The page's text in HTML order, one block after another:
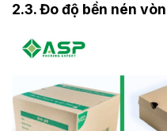
2.3. Đo độ bền nén